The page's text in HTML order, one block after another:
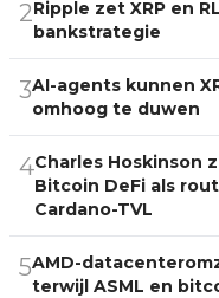
2Ripple zet XRP en
bankstrategie
3AI-agents kunnen
omhoog te duwen
4Charles Hoskinson
Bitcoin DeFi als
Cardano-TVL
5AMD-
terwijl ASML en